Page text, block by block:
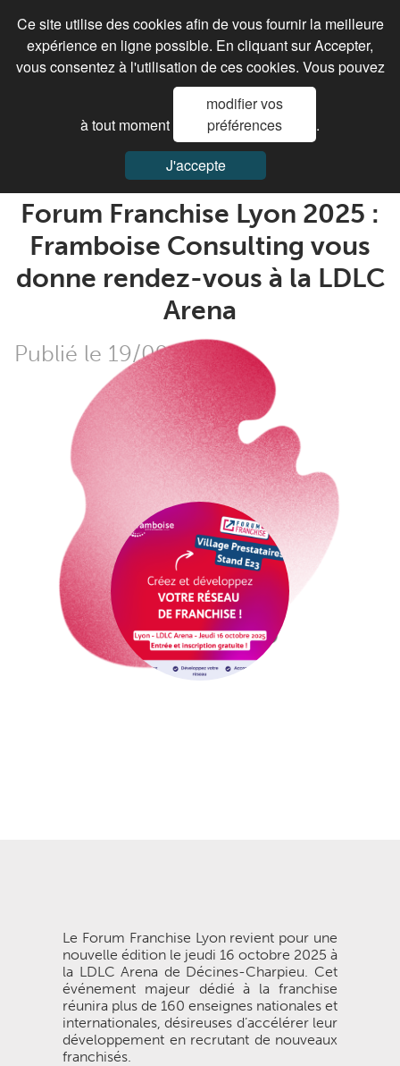
Actualités>Framboise>Forum Franchise Lyon
2025 : Framboise Consulting Vous Donne Rendez-Vous À
Forum Franchise Lyon 2025 :
Framboise Consulting vous
donne rendez-vous à la LDLC
Arena
Publié le 19/09/2025
Le Forum Franchise Lyon revient pour une
nouvelle édition le jeudi 16 octobre 2025 à
la LDLC Arena de Décines-Charpieu. Cet
événement majeur dédié à la franchise
réunira plus de 160 enseignes nationales et
internationales, désireuses d’accélérer leur
développement en recrutant de nouveaux
franchisés.
Ce site utilise des cookies afin de vous fournir la meilleure
expérience en ligne possible. En cliquant sur Accepter,
vous consentez à l'utilisation de ces cookies. Vous pouvez
à tout moment
modifier vos
préférences
.
J'accepte